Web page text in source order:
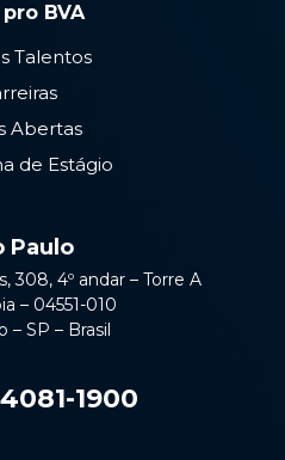
BVA
Talentos
Abertas
de Estágio
Paulo
308, 4º andar – Torre A
– 04551-010
– SP – Brasil
4081-1900